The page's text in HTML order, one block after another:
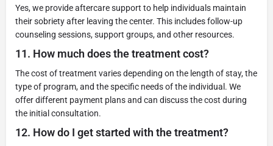
Yes, we provide aftercare support to help individuals maintain
their sobriety after leaving the center. This includes follow-up
counseling sessions, support groups, and other resources.
11. How much does the treatment cost?
The cost of treatment varies depending on the length of stay, the
type of program, and the specific needs of the individual. We
offer different payment plans and can discuss the cost during
the initial consultation.
12. How do I get started with the treatment?